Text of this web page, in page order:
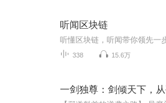
听闻区块链
338 15.6万
一剑独尊：剑倾天下，从